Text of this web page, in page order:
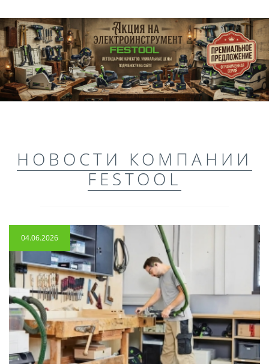
НОВОСТИ КОМПАНИИ
FESTOOL
04.06.2026